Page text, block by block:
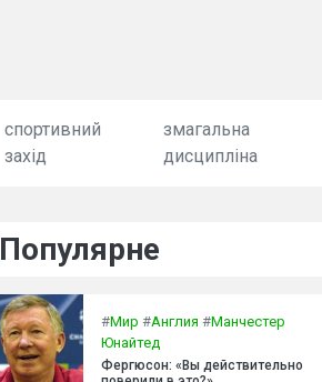
спортивний
захід
змагальна
дисципліна
Популярне
#Мир #Англия #Манчестер
Юнайтед
Фергюсон: «Вы действительно